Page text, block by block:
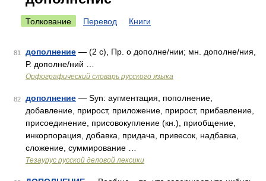
Толкование Перевод Книги
81 дополнение — (2 с), Пр. о дополне/нии; мн. дополне/ния,
Р. дополне/ний …
Орфографический словарь русского языка
82 дополнение — Syn: аугментация, пополнение,
добавление, прирост, приложение, прирост, прибавление,
присоединение, присовокупление (кн.), приобщение,
инкорпорация, добавка, придача, привесок, надбавка,
сложение, суммирование …
Тезаурус русской деловой лексики